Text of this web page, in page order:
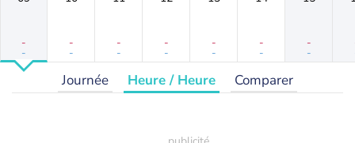
-
-
-
-
-
-
-
-
-
-
-
-
-
-
Journée Heure / Heure Comparer